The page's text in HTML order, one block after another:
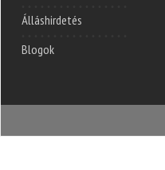
Álláshirdetés
Blogok